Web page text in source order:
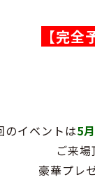
【完全
のイベントは5
ご来
豪華プレ